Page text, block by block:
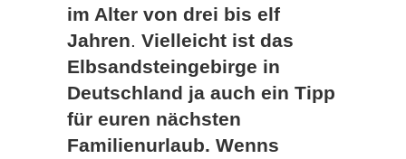
im Alter von drei bis elf
Jahren. Vielleicht ist das
Elbsandsteingebirge in
Deutschland ja auch ein Tipp
für euren nächsten
Familienurlaub. Wenns